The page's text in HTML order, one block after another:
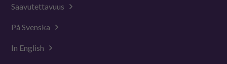
Saavutettavuus
På Svenska
In English